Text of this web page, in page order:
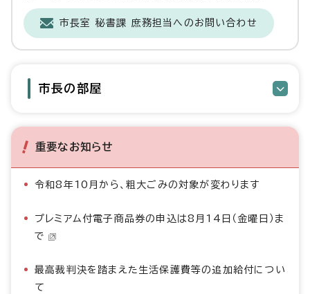
市長室 秘書課 庶務担当へのお問い合わせ
市長の部屋
重要なお知らせ
令和8年10月から、粗大ごみの対象が変わります
プレミアム付電子商品券の申込は8月14日（金曜日）ま
で
最高裁判決を踏まえた生活保護費等の追加給付につい
て